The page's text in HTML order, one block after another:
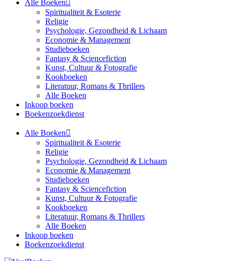
Alle Boeken
Spiritualiteit & Esoterie
Religie
Psychologie, Gezondheid & Lichaam
Economie & Management
Studieboeken
Fantasy & Sciencefiction
Kunst, Cultuur & Fotografie
Kookboeken
Literatuur, Romans & Thrillers
Alle Boeken
Inkoop boeken
Boekenzoekdienst
Alle Boeken
Spiritualiteit & Esoterie
Religie
Psychologie, Gezondheid & Lichaam
Economie & Management
Studieboeken
Fantasy & Sciencefiction
Kunst, Cultuur & Fotografie
Kookboeken
Literatuur, Romans & Thrillers
Alle Boeken
Inkoop boeken
Boekenzoekdienst